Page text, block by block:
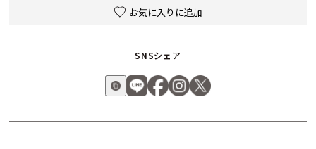
お気に入りに追加
SNSシェア